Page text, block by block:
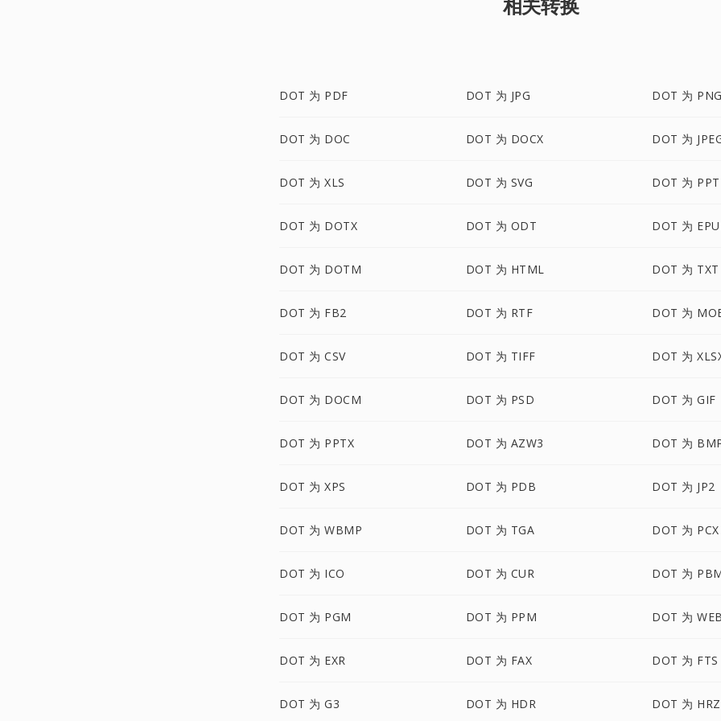
DOT 为 PDF DOT 为 JPG DOT 为 PNG
DOT 为 DOC DOT 为 DOCX DOT 为
DOT 为 XLS DOT 为 SVG DOT 为 PPT
DOT 为 DOTX DOT 为 ODT DOT 为
DOT 为 DOTM DOT 为 HTML DOT 为 TXT
DOT 为 FB2 DOT 为 RTF DOT 为
DOT 为 CSV DOT 为 TIFF DOT 为
DOT 为 DOCM DOT 为 PSD DOT 为 GIF
DOT 为 PPTX DOT 为 AZW3 DOT 为
DOT 为 XPS DOT 为 PDB DOT 为 JP2
DOT 为 WBMP DOT 为 TGA DOT 为 PCX
DOT 为 ICO DOT 为 CUR DOT 为
DOT 为 PGM DOT 为 PPM DOT 为
DOT 为 EXR DOT 为 FAX DOT 为 FTS
DOT 为 G3 DOT 为 HDR DOT 为 HRZ